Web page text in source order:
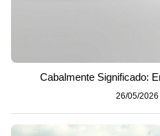
Cabalmente Significado:
26/05/2026